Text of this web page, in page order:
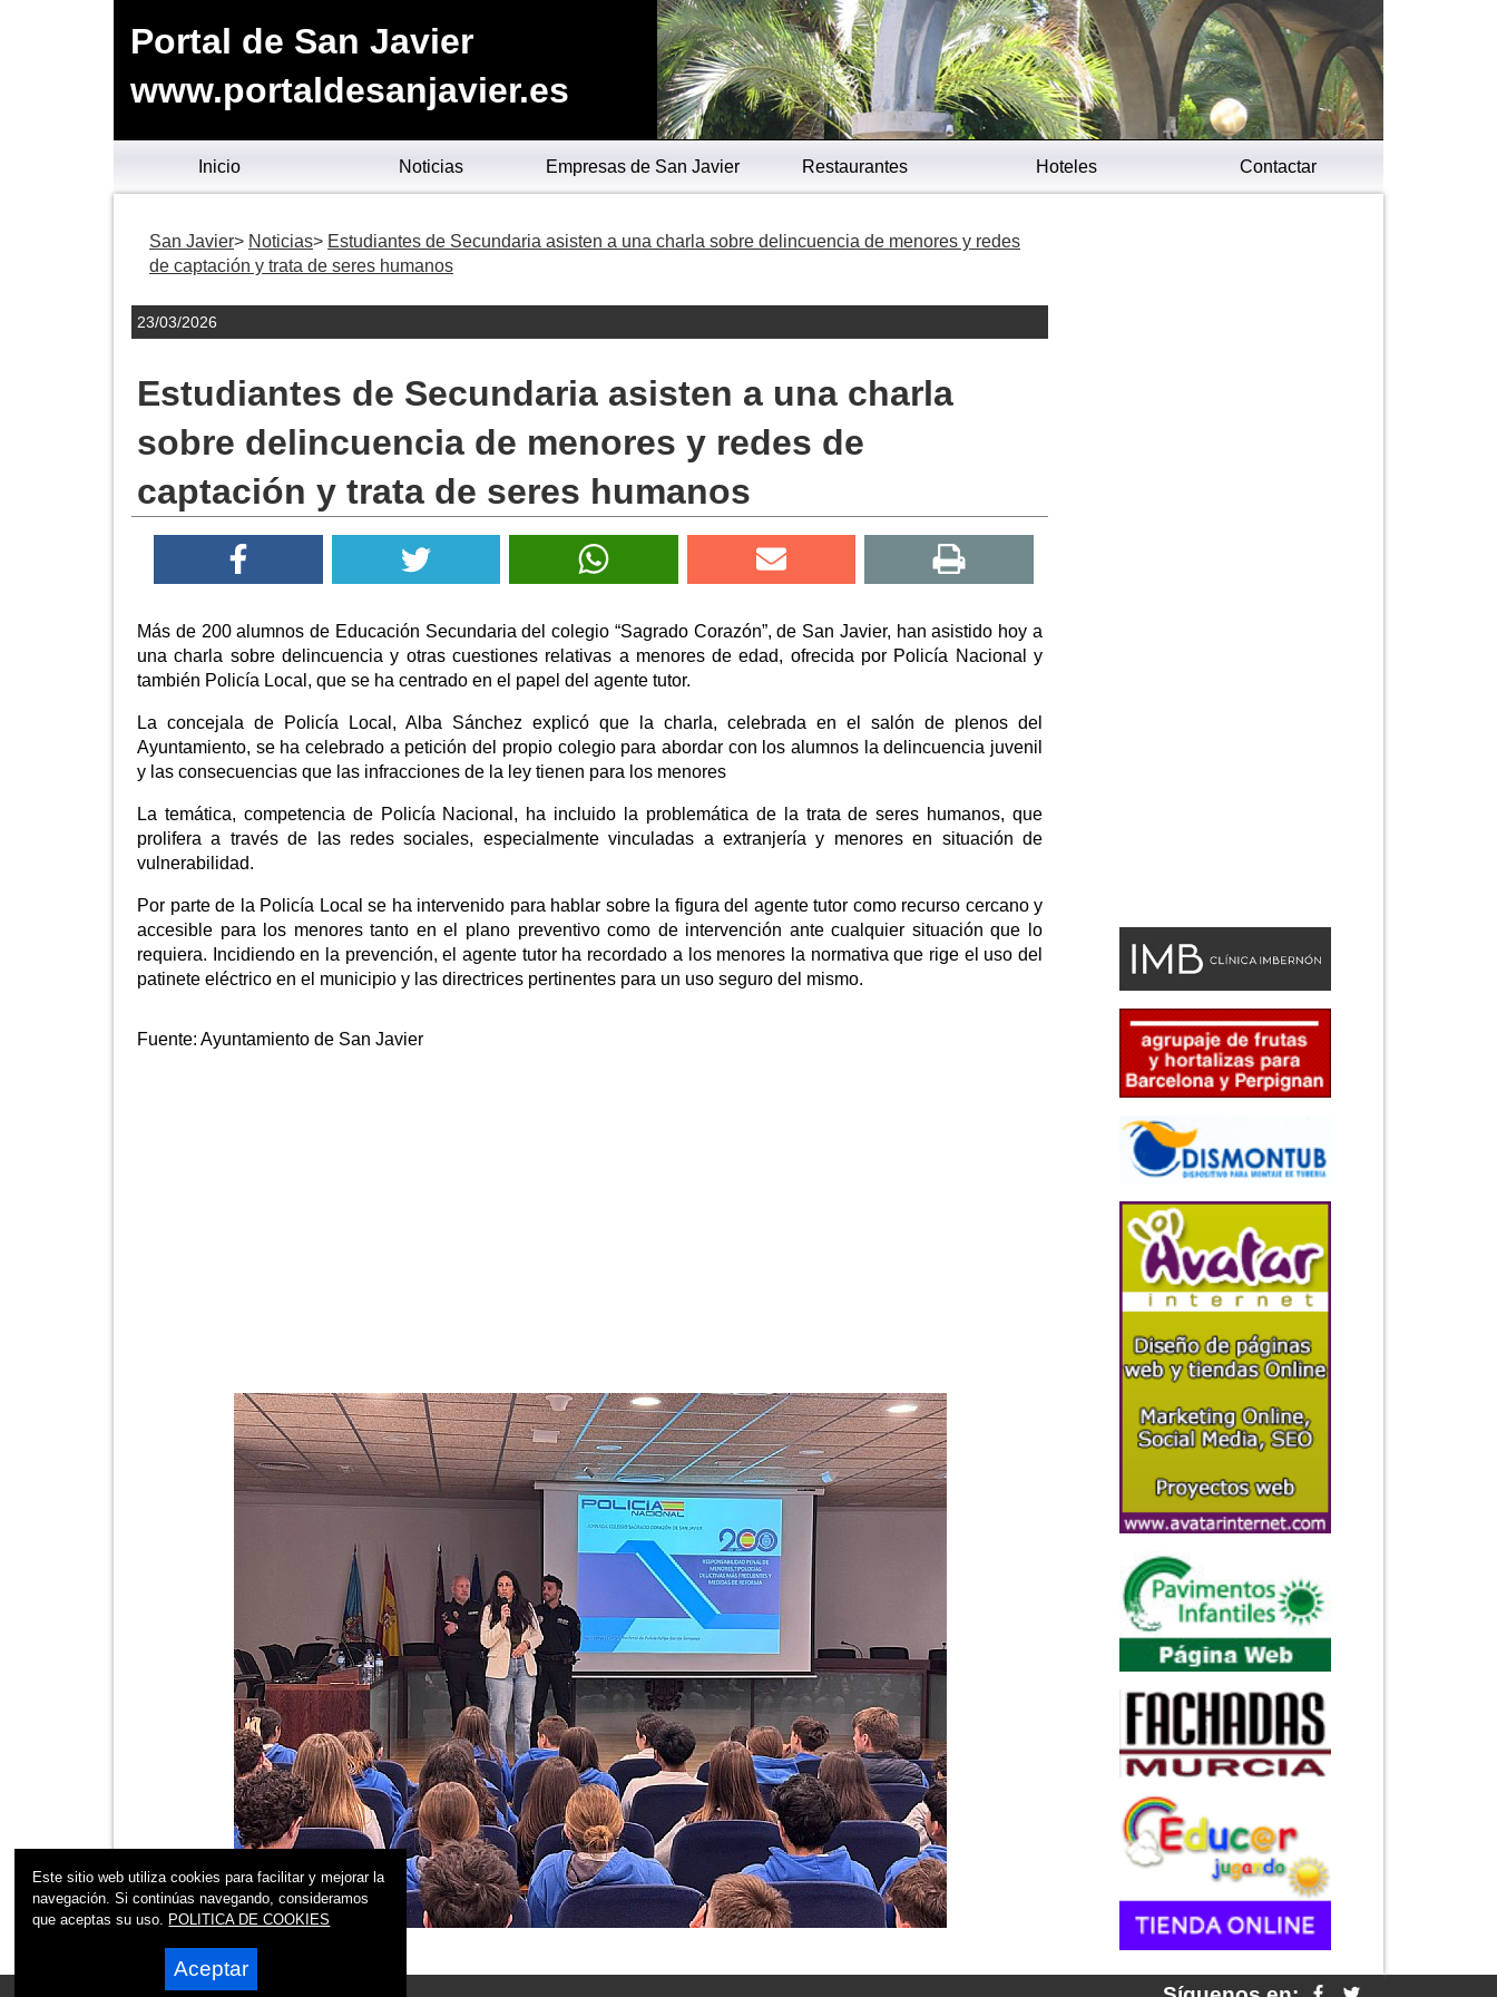
Portal de San Javier
www.portaldesanjavier.es
Inicio Noticias Empresas de San Javier Restaurantes Hoteles Contactar
San Javier Noticias
Estudiantes de Secundaria asisten a una charla sobre delincuencia de menores y redes
de captación y trata de seres humanos
23/03/2026
Estudiantes de Secundaria asisten a una charla
sobre delincuencia de menores y redes de
captación y trata de seres humanos
Más de 200 alumnos de Educación Secundaria del colegio “Sagrado Corazón”, de San Javier, han asistido hoy a
una charla sobre delincuencia y otras cuestiones relativas a menores de edad, ofrecida por Policía Nacional y
también Policía Local, que se ha centrado en el papel del agente tutor.
La concejala de Policía Local, Alba Sánchez explicó que la charla, celebrada en el salón de plenos del
Ayuntamiento, se ha celebrado a petición del propio colegio para abordar con los alumnos la delincuencia juvenil
y las consecuencias que las infracciones de la ley tienen para los menores
La temática, competencia de Policía Nacional, ha incluido la problemática de la trata de seres humanos, que
prolifera a través de las redes sociales, especialmente vinculadas a extranjería y menores en situación de
vulnerabilidad.
Por parte de la Policía Local se ha intervenido para hablar sobre la figura del agente tutor como recurso cercano y
accesible para los menores tanto en el plano preventivo como de intervención ante cualquier situación que lo
requiera. Incidiendo en la prevención, el agente tutor ha recordado a los menores la normativa que rige el uso del
patinete eléctrico en el municipio y las directrices pertinentes para un uso seguro del mismo.
Fuente: Ayuntamiento de San Javier
Este sitio web utiliza cookies para facilitar y mejorar la
navegación. Si continúas navegando, consideramos
que aceptas su uso. POLITICA DE COOKIES
Aceptar